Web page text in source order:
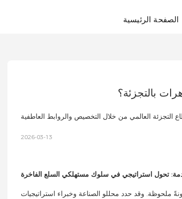
الصفحة الرئيسية
بالتجزئة؟
2026-03-13
تحول استراتيجي في سلوك مستهلكي السلع الفاخرة
ملحوظة. وقد حدد محللو الصناعة وخبراء استراتيجيات